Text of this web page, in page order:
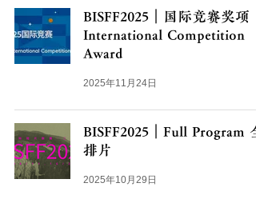
BISFF2025｜国际竞赛奖项
International Competition
Award
2025年11月24日
BISFF2025｜Full Program 全
排片
2025年10月29日